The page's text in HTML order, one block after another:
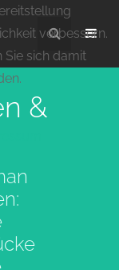
&
verbessern.
Sie sich damit